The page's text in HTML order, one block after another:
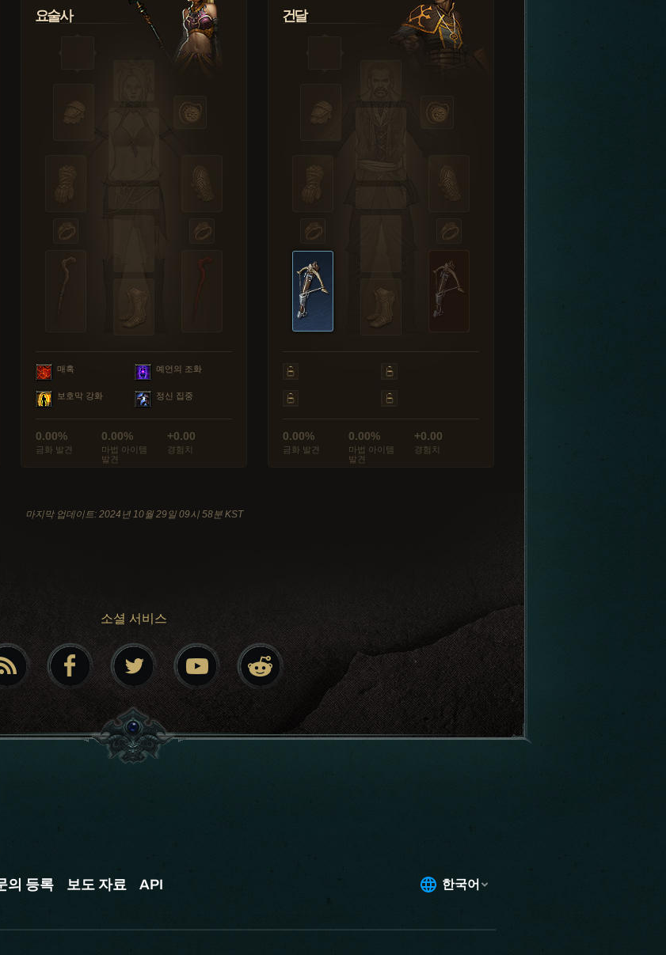
요술사
매혹 예언의 조화
보호막 강화 정신 집중
0.00%
금화 발견
0.00%
마법 아이템
발견
+0.00
경험치
건달
0.00%
금화 발견
0.00%
마법 아이템
발견
+0.00
경험치
마지막 업데이트: 2024년 10월 29일 09시 58분 KST
소셜 서비스